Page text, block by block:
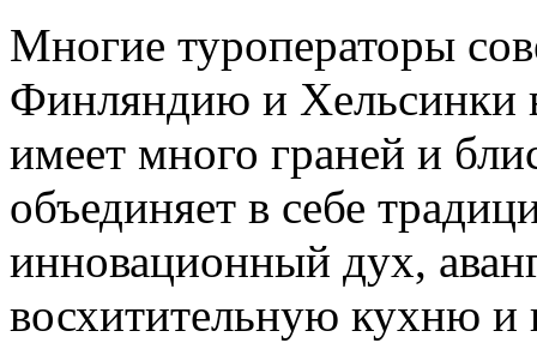
Многие туроператоры
Финляндию и Хельсинки
имеет много граней и
объединяет в себе
инновационный дух,
восхитительную кухню и